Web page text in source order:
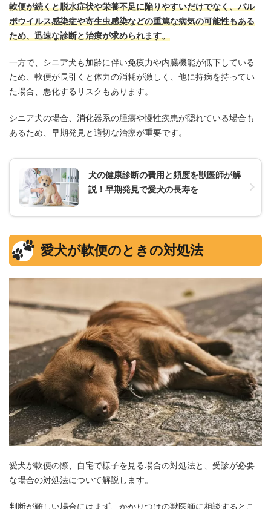
軟便が続くと脱水症状や栄養不足に陥りやすいだけでなく、パル
ボウイルス感染症や寄生虫感染などの重篤な病気の可能性もある
ため、迅速な診断と治療が求められます。
一方で、シニア犬も加齢に伴い免疫力や内臓機能が低下している
ため、軟便が長引くと体力の消耗が激しく、他に持病を持ってい
た場合、悪化するリスクもあります。
シニア犬の場合、消化器系の腫瘍や慢性疾患が隠れている場合も
あるため、早期発見と適切な治療が重要です。
犬の健康診断の費用と頻度を獣医師が解
説！早期発見で愛犬の長寿を
愛犬が軟便のときの対処法
愛犬が軟便の際、自宅で様子を見る場合の対処法と、受診が必要
な場合の対処法について解説します。
判断が難しい場合にはまず、かかりつけの獣医師に相談するとこ